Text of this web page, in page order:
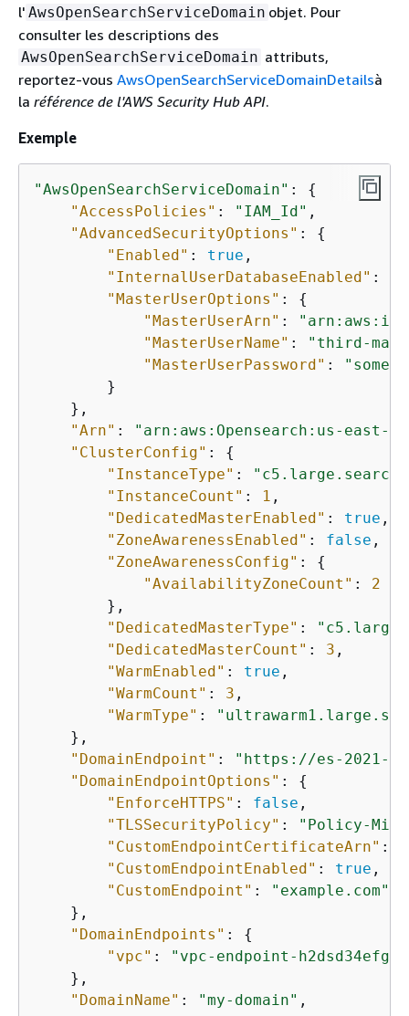
l' AwsOpenSearchServiceDomain objet. Pour
consulter les descriptions des
AwsOpenSearchServiceDomain attributs,
reportez-vous AwsOpenSearchServiceDomainDetailsà
la référence de l'AWS Security Hub API.
Exemple
"AwsOpenSearchServiceDomain" : {
"AccessPolicies" : "IAM_Id" ,
"AdvancedSecurityOptions" : {
"Enabled" : true ,
"InternalUserDatabaseEnabled" :
"MasterUserOptions" : {
"MasterUserArn" :
"MasterUserName" :
"third-
"MasterUserPassword" :
"some-
        }
    },
"Arn" :
"arn:aws:Opensearch:us-east-
"ClusterConfig" : {
"InstanceType" : "c5.large.search"
"InstanceCount" : 1 ,
"DedicatedMasterEnabled" : true ,
"ZoneAwarenessEnabled" : false ,
"ZoneAwarenessConfig" : {
"AvailabilityZoneCount" : 2
        },
"DedicatedMasterType" :
"DedicatedMasterCount" : 3 ,
"WarmEnabled" : true ,
"WarmCount" : 3 ,
"WarmType" :
    },
"DomainEndpoint" :
"https://es-2021-06-
"DomainEndpointOptions" : {
"EnforceHTTPS" : false ,
"TLSSecurityPolicy" :
"Policy-Min-
"CustomEndpointCertificateArn" :
"CustomEndpointEnabled" : true ,
"CustomEndpoint" :
"example.com"
    },
"DomainEndpoints" : {
"vpc" :
"vpc-endpoint-
    },
"DomainName" : "my-domain" ,